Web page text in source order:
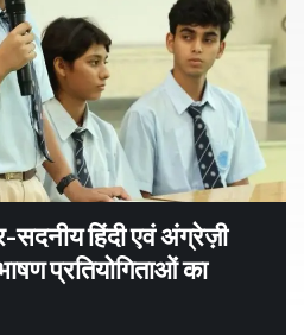
हिंदी एवं अंग्रेज़ी
प्रतियोगिताओं का